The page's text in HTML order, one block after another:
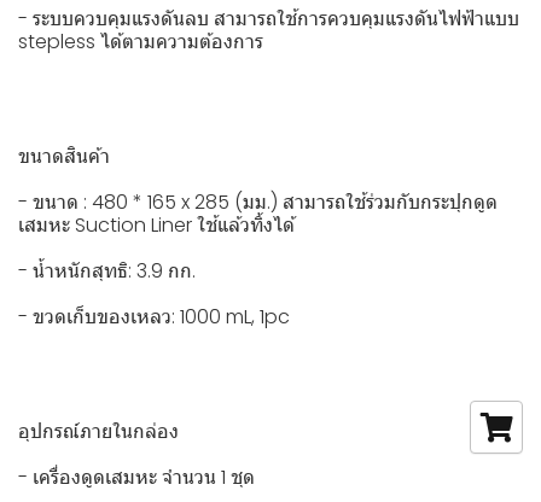
- ระบบควบคุมแรงดันลบ สามารถใช้การควบคุมแรงดันไฟฟ้าแบบ
stepless ได้ตามความต้องการ
ขนาดสินค้า
- ขนาด : 480 * 165 x 285 (มม.) สามารถใช้ร่วมกับกระปุกดูด
เสมหะ Suction Liner ใช้แล้วทิ้งได้
- น้ำหนักสุทธิ: 3.9 กก.
- ขวดเก็บของเหลว: 1000 mL, 1pc
อุปกรณ์ภายในกล่อง
- เครื่องดูดเสมหะ จำนวน 1 ชุด